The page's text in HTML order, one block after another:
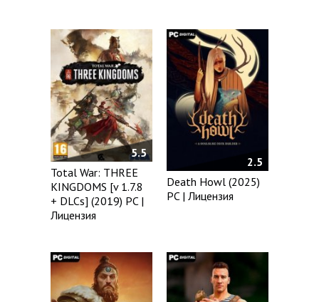
5.5
Total War: THREE
KINGDOMS [v 1.7.8
+ DLCs] (2019) PC |
Лицензия
2.5
Death Howl (2025)
PC | Лицензия